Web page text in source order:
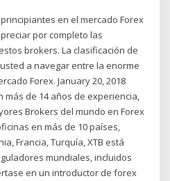
en el mercado Forex
por completo las
brokers. La clasificación de
a navegar entre la enorme
Forex. January 20, 2018
más de 14 años de experiencia,
Brokers del mundo en Forex
en más de 10 países,
Francia, Turquía, XTB está
mundiales, incluidos
en un introductor de forex